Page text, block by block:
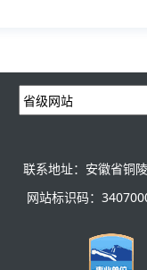
联系地址：安徽省铜
网站标识码：